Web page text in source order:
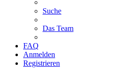
Suche
Das Team
FAQ
Anmelden
Registrieren